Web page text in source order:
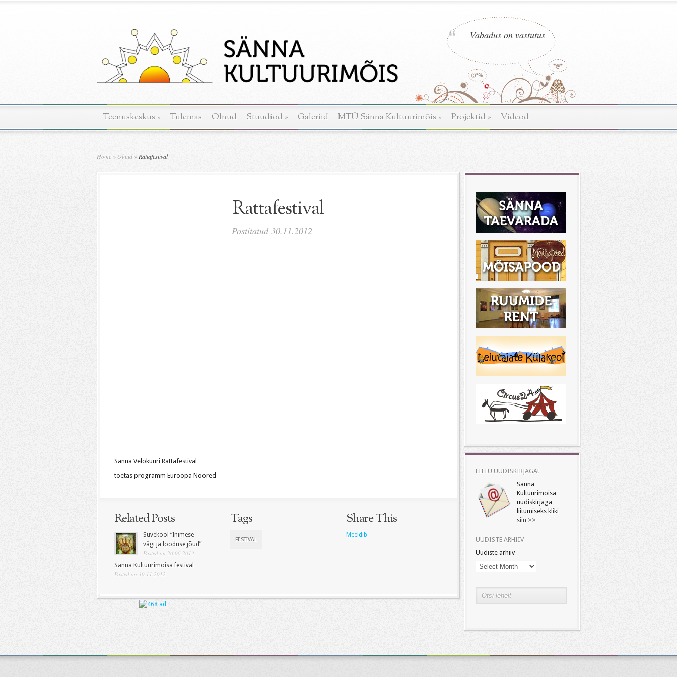
Vabadus on vastutus
Teenuskeskus » Tulemas Olnud Stuudiod » Galeriid MTÜ Sänna Kultuurimõis » Projektid » Videod
Home»Olnud»Rattafestival
Rattafestival
Postitatud 30.11.2012
Sänna Velokuuri Rattafestival
toetas programm Euroopa Noored
Related Posts
Suvekool “Inimese
vägi ja looduse jõud”
Posted on 20.06.2013
Sänna Kultuurimõisa festival
Posted on 30.11.2012
Tags
FESTIVAL
Share This
Meeldib
LIITU UUDISKIRJAGA!
Sänna
Kultuurimõisa
uudiskirjaga
liitumiseks kliki
siin >>
UUDISTE ARHIIV
Uudiste arhiiv